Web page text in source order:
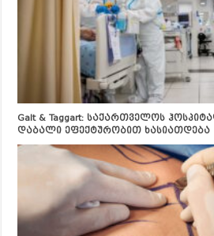
Galt & Taggart: საქართველოს
დაბალი ეფექტურობით ხასიათდება